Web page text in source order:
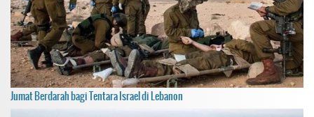
Jumat Berdarah bagi Tentara Israel di Lebanon